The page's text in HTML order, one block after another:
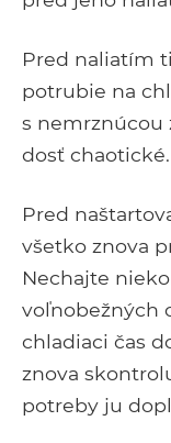
Pred naliatím
potrubie na
s nemrznúcou
dosť chaotické.
Pred
všetko znova
Nechajte
voľnobežných
chladiaci čas
znova
potreby ju